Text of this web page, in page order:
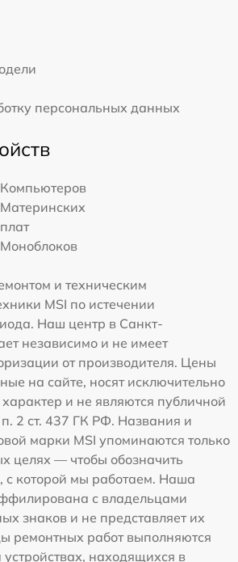
персональных данных
Компьютеров
Материнских
плат
Моноблоков
и техническим
MSI по истечении
Наш центр в Санкт-
независимо и не имеет
от производителя. Цены
на сайте, носят исключительно
и не являются публичной
2 ст. 437 ГК РФ. Названия и
марки MSI упоминаются только
целях — чтобы обозначить
с которой мы работаем. Наша
с владельцами
знаков и не представляет их
ремонтных работ выполняются
находящихся в